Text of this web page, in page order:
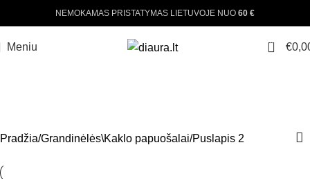
NEMOKAMAS PRISTATYMAS LIETUVOJE NUO 60 €
Meniu 0 €
Pradžia Grandinėlės\Kaklo papuošalai Puslapis 2